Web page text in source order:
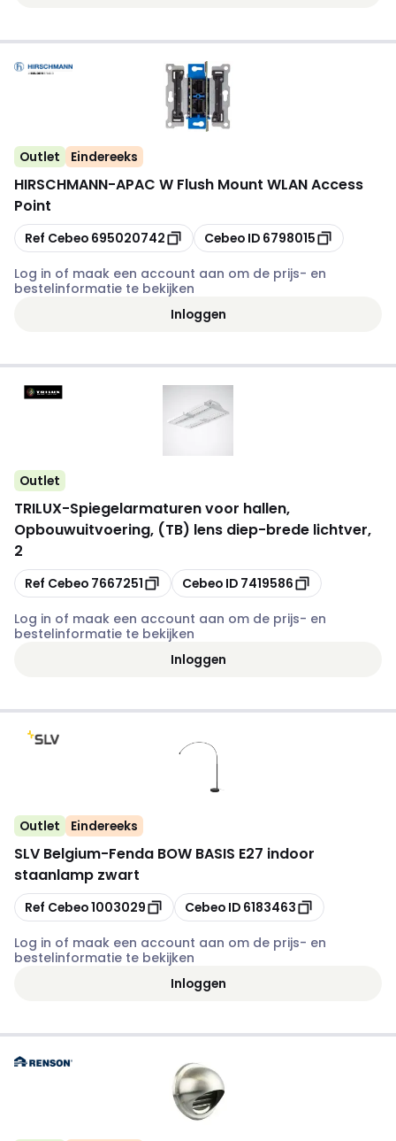
Outlet Eindereeks
HIRSCHMANN-APAC W Flush Mount WLAN Access
Point
Kopiëren
Ref Cebeo 695020742 Kopiëren
Cebeo ID 6798015
Log in of maak een account aan om de prijs- en
bestelinformatie te bekijken
Inloggen
Outlet
TRILUX-Spiegelarmaturen voor hallen,
Opbouwuitvoering, (TB) lens diep-brede lichtver,
2
Kopiëren
Ref Cebeo 7667251 Kopiëren
Cebeo ID 7419586
Log in of maak een account aan om de prijs- en
bestelinformatie te bekijken
Inloggen
Outlet Eindereeks
SLV Belgium-Fenda BOW BASIS E27 indoor
staanlamp zwart
Kopiëren
Ref Cebeo1003029 Kopiëren
Cebeo ID 6183463
Log in of maak een account aan om de prijs- en
bestelinformatie te bekijken
Inloggen